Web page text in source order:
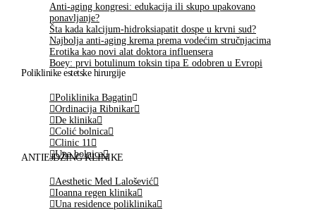
Anti-aging kongresi: edukacija ili skupo upakovano
ponavljanje?
Šta kada kalcijum-hidroksiapatit dospe u krvni sud?
Najbolja anti-aging krema prema vodećim stručnjacima
Erotika kao novi alat doktora influensera
Boey: prvi botulinum toksin tipa E odobren u Evropi
Poliklinike estetske hirurgije
Poliklinika Bagatin
Ordinacija Ribnikar
De klinika
Colić bolnica
Clinic 11
Una bolnica
ANTIEJDŽING KLINIKE
Aesthetic Med Lalošević
Ioanna regen klinika
Una residence poliklinika